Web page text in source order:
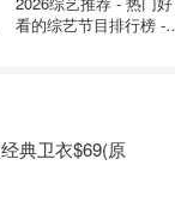
看的综艺节目排行榜 -
典卫衣$69(原